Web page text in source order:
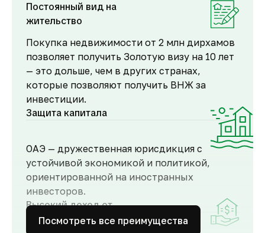
Постоянный вид на
жительство
Покупка недвижимости от 2 млн дирхамов
позволяет получить Золотую визу на 10 лет
— это дольше, чем в других странах,
которые позволяют получить ВНЖ за
инвестиции.
Защита капитала
ОАЭ — дружественная юрисдикция с
устойчивой экономикой и политикой,
ориентированной на иностранных
инвесторов.
Высокий доход от
аренды
Посмотреть все преимущества